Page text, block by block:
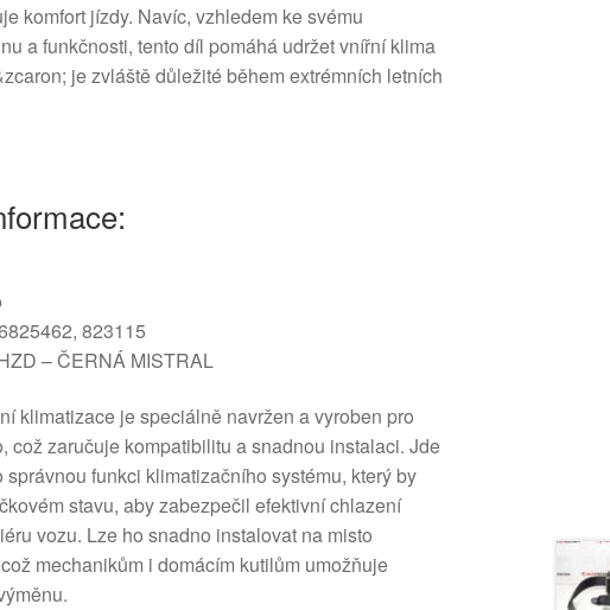
komfort jízdy. Navíc, vzhledem ke svému
a funkčnosti, tento díl pomáhá udržet vnířní klima
je zvláště důležité během extrémních letních
823115
– ČERNÁ MISTRAL
klimatizace je speciálně navržen a vyroben pro
což zaručuje kompatibilitu a snadnou instalaci. Jde
správnou funkci klimatizačního systému, který by
stavu, aby zabezpečil efektivní chlazení
vozu. Lze ho snadno instalovat na misto
mechanikům i domácím kutilům umožňuje